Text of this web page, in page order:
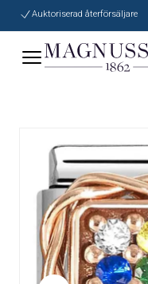
Auktoriserad återförsäljare